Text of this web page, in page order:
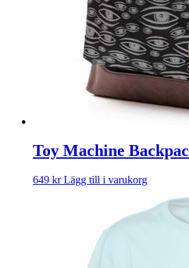
Toy Machine
649 kr Lägg till i varukorg